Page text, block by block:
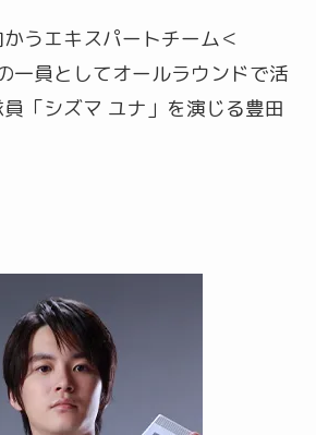
うエキスパートチーム＜
一員としてオールラウンドで活
「シズマ ユナ」を演じる豊田